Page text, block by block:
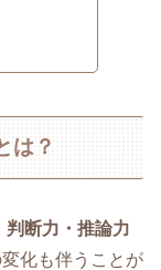
は？
判断力・推論力
化も伴うことが